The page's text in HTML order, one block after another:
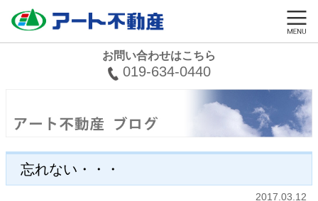
お問い合わせはこちら
019-634-0440
忘れない・・・
2017.03.12